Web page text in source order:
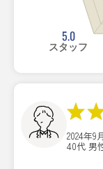
5.0
スタッフ
2024年9
40代 男